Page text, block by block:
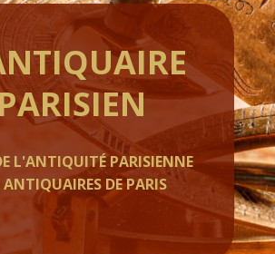
PARISIEN
L'ANTIQUITÉ PARISIENNE
ANTIQUAIRES DE PARIS